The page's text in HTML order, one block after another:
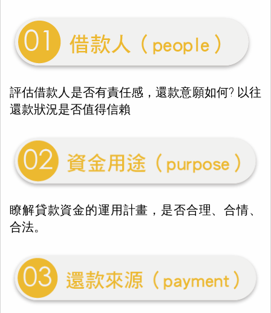
評估借款人是否有責任感，還款意願如何? 以往
還款狀況是否值得信賴
瞭解貸款資金的運用計畫，是否合理、合情、
合法。